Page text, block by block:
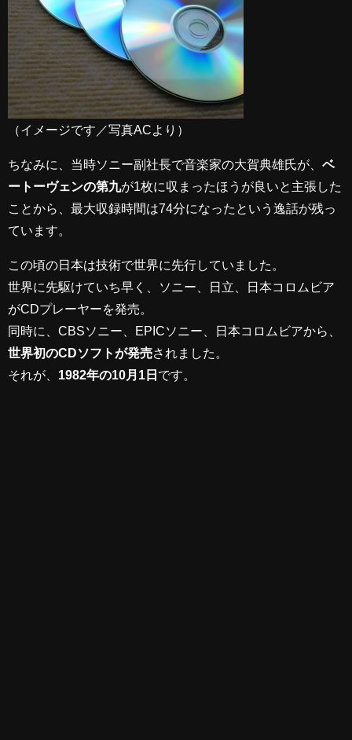
（イメージです／写真ACより）
ちなみに、当時ソニー副社長で音楽家の大賀典雄氏が、 ベ
ートーヴェンの第九が1枚に収まったほうが良いと主張した
ことから、最大収録時間は74分になったという逸話が残っ
ています。
この頃の日本は技術で世界に先行していました。
世界に先駆けていち早く、ソニー、日立、日本コロムビア
がCDプレーヤーを発売。
同時に、CBSソニー、EPICソニー、日本コロムビアから、
世界初のCDソフトが発売されました。
それが、 1982年の10月1日 です。